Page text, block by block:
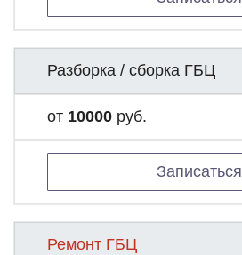
Разборка / сборка ГБЦ
от 10000 руб.
Записаться
Ремонт ГБЦ